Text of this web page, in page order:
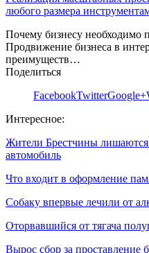
любого размера
Почему бизнесу необходимо
Продвижение бизнеса в
преимуществ…
Поделиться
FacebookTwitterGoogle+
Интересное:
Жители Брестчины лишаются
автомобиль
Что входит в оформление
Собаку впервые лечили от
Оторвавшийся от тягача
Вырос сбор за проставление